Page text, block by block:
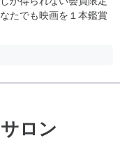
たでも映画を１本鑑賞
ロン